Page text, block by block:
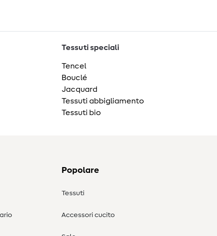
Tessuti speciali
Tencel
Bouclé
Jacquard
Tessuti abbigliamento
Tessuti bio
Popolare
Tessuti
Accessori cucito